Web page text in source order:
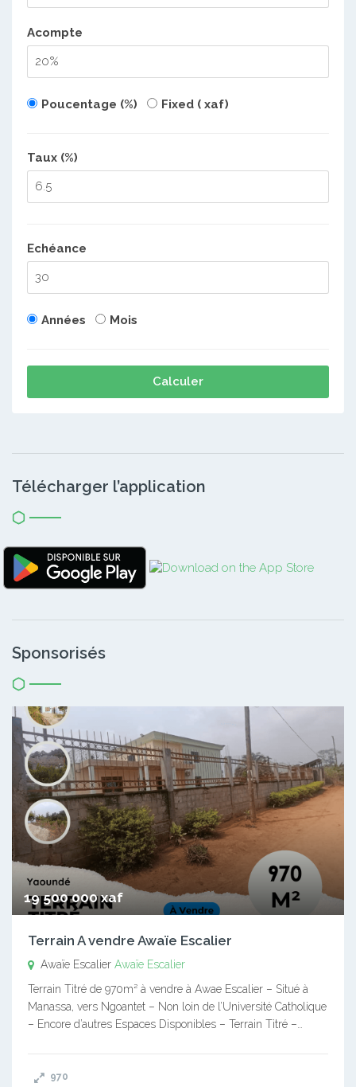
Acompte
Poucentage (%) Fixed ( xaf)
Taux (%)
Echéance
Années Mois
Calculer
Télécharger l’application
Sponsorisés
19 500 000 xaf
Terrain A vendre Awaïe Escalier
Awaïe Escalier Awaïe Escalier
Terrain Titré de 970m² à vendre à Awae Escalier – Situé à
Manassa, vers Ngoantet – Non loin de l’Université Catholique
– Encore d’autres Espaces Disponibles – Terrain Titré –…
970